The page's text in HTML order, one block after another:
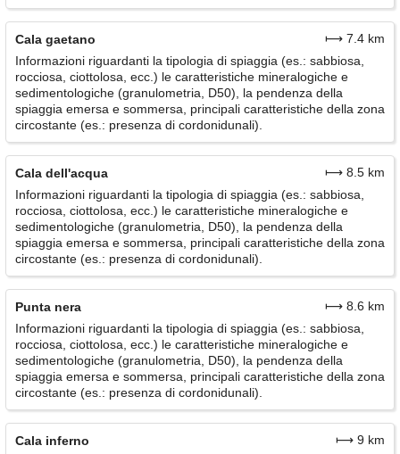
Cala gaetano
⟼ 7.4 km
Informazioni riguardanti la tipologia di spiaggia (es.: sabbiosa,
rocciosa, ciottolosa, ecc.) le caratteristiche mineralogiche e
sedimentologiche (granulometria, D50), la pendenza della
spiaggia emersa e sommersa, principali caratteristiche della zona
circostante (es.: presenza di cordonidunali).
Cala dell'acqua
⟼ 8.5 km
Informazioni riguardanti la tipologia di spiaggia (es.: sabbiosa,
rocciosa, ciottolosa, ecc.) le caratteristiche mineralogiche e
sedimentologiche (granulometria, D50), la pendenza della
spiaggia emersa e sommersa, principali caratteristiche della zona
circostante (es.: presenza di cordonidunali).
Punta nera
⟼ 8.6 km
Informazioni riguardanti la tipologia di spiaggia (es.: sabbiosa,
rocciosa, ciottolosa, ecc.) le caratteristiche mineralogiche e
sedimentologiche (granulometria, D50), la pendenza della
spiaggia emersa e sommersa, principali caratteristiche della zona
circostante (es.: presenza di cordonidunali).
Cala inferno
⟼ 9 km